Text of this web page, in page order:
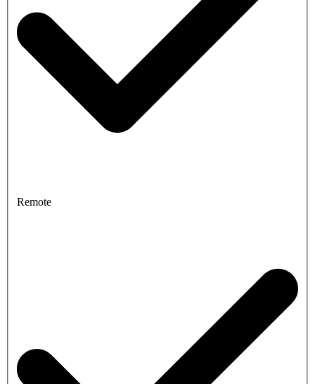
Remote